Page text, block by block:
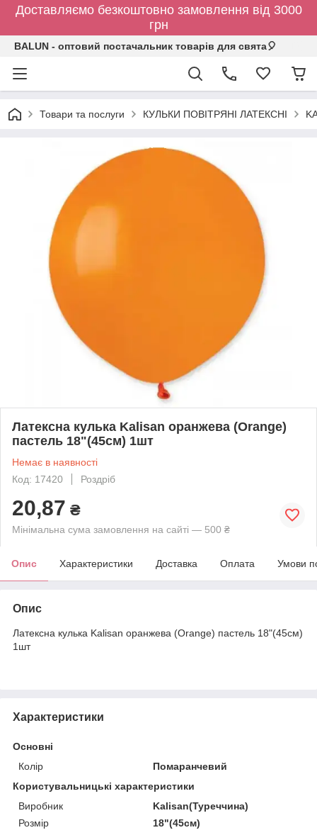
Доставляємо безкоштовно замовлення від 3000
грн
BALUN - оптовий постачальник товарів для свята🎈
Товари та послуги КУЛЬКИ ПОВІТРЯНІ ЛАТЕКСНІ
Латексна кулька Kalisan оранжева (Orange)
пастель 18"(45см) 1шт
Немає в наявності
Код: 17420
Роздріб
20,87 ₴
Мінімальна сума замовлення на сайті — 500 ₴
Опис Характеристики Доставка Оплата Умови
Опис
Латексна кулька Kalisan оранжева (Orange) пастель 18"(45см)
1шт
Характеристики
Основні
Колір
Помаранчевий
Користувальницькі характеристики
Виробник
Kalisan(Туреччина)
Розмір
18"(45см)